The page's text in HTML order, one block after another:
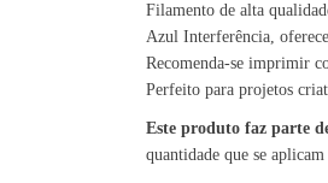
Filamento de alta
Azul Interferência,
Recomenda-se imprimir
Perfeito para projetos
Este produto faz parte
quantidade que se